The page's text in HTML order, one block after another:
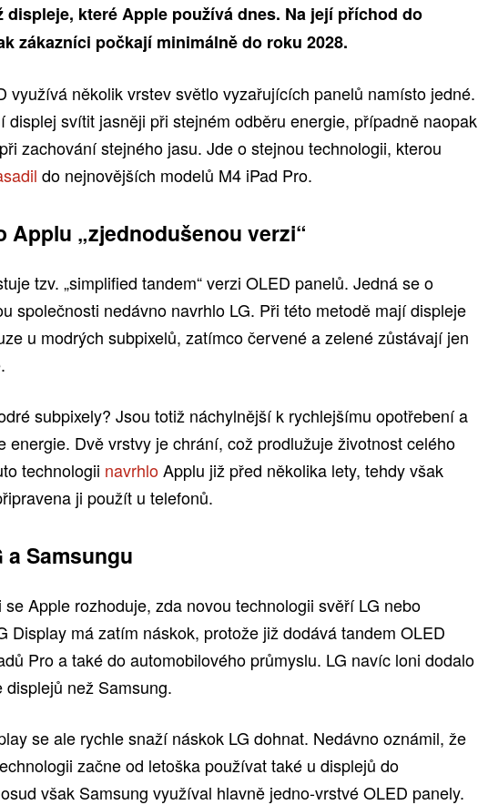
displeje, které Apple používá dnes. Na její příchod do
zákazníci počkají minimálně do roku 2028.
využívá několik vrstev světlo vyzařujících panelů namísto jedné.
displej svítit jasněji při stejném odběru energie, případně naopak
zachování stejného jasu. Jde o stejnou technologii, kterou
do nejnovějších modelů M4 iPad Pro.
Applu „zjednodušenou verzi“
tzv. „simplified tandem“ verzi OLED panelů. Jedná se o
společnosti nedávno navrhlo LG. Při této metodě mají displeje
u modrých subpixelů, zatímco červené a zelené zůstávají jen
subpixely? Jsou totiž náchylnější k rychlejšímu opotřebení a
energie. Dvě vrstvy je chrání, což prodlužuje životnost celého
technologii navrhloApplu již před několika lety, tehdy však
ji použít u telefonů.
a Samsungu
Apple rozhoduje, zda novou technologii svěří LG nebo
Display má zatím náskok, protože již dodává tandem OLED
Pro a také do automobilového průmyslu. LG navíc loni dodalo
displejů než Samsung.
se ale rychle snaží náskok LG dohnat. Nedávno oznámil, že
začne od letoška používat také u displejů do
však Samsung využíval hlavně jedno-vrstvé OLED panely.